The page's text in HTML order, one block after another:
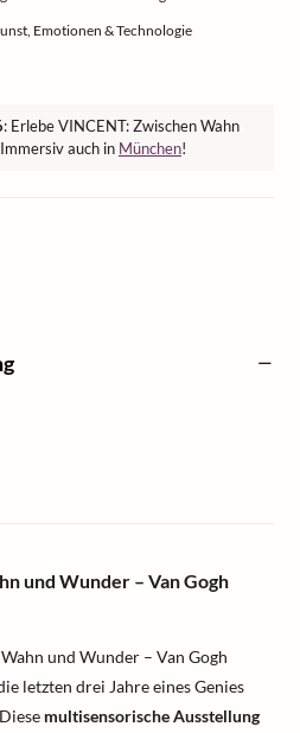
Emotionen & Technologie
: Erlebe VINCENT: Zwischen Wahn
auch in München!
und Wunder – Van Gogh
und Wunder – Van Gogh
letzten drei Jahre eines Genies
multisensorische Ausstellung